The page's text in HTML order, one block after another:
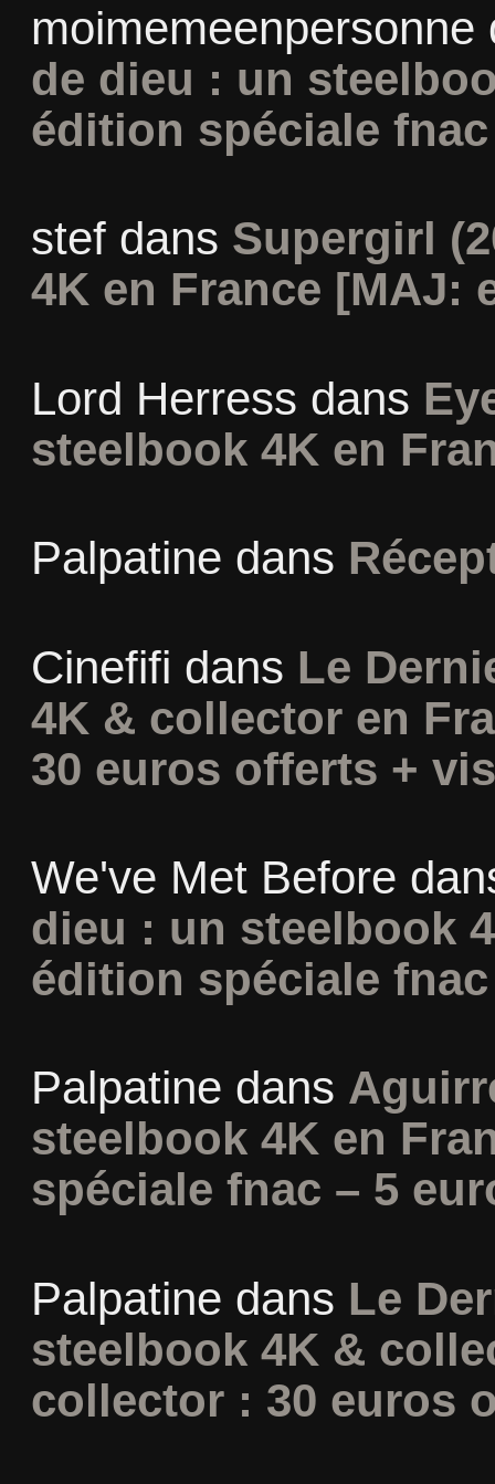
moimemeenpersonne
de dieu : un
édition spéciale
stefdans Supergirl
4K en France [MAJ:
Lord Herress dans
steelbook 4K en
Palpatine dans
Cinefifi dans Le
4K & collector en
30 euros offerts +
We've Met Before
dieu : un steelbook
édition spéciale
Palpatine dans
steelbook 4K en
spéciale fnac – 5
Palpatine dans Le
steelbook 4K &
collector : 30 euros